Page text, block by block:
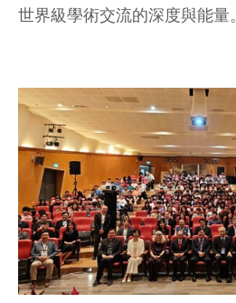
世界級學術交流的深度與能量。